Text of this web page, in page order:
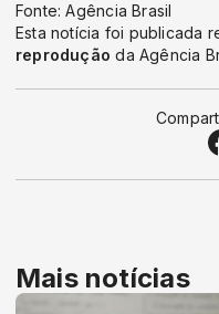
Fonte: Agência Brasil
Esta notícia foi publicada
reprodução da Agência
Mais notícias